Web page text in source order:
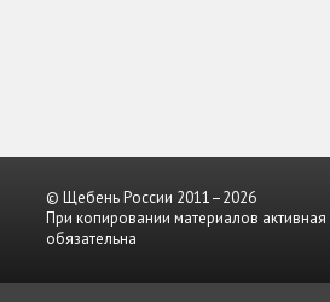
© Щебень России 2011–2026
При копировании материалов активная
обязательна